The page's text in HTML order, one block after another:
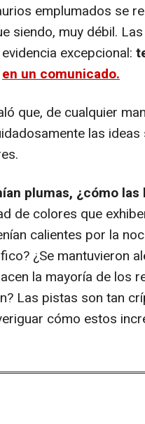
emplumados se
siendo, muy débil.
excepcional:
en un comunicado.
que, de cualquier
las
plumas, ¿cómo las
de colores que
calientes por la
¿Se mantuvieron
la mayoría de los
Las pistas son tan
cómo estos